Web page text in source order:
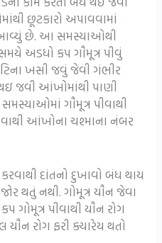
છૂટકારો અપાવવામાં
આવ્યું છે. આ સમસ્યાઓથી
અડધો કપ ગૌમૂત્ર પીવું
ખસી જવું જેવી ગંભીર
જવી આંખોમાંથી પાણી
ગૌમૂત્ર પીવાથી
આંખોના ચશ્માના નંબર
કરવાથી દાંતનો દુખાવો બંધ થાય
થતું નથી. ગોમૂત્ર યૌન જેવા
ગોમૂત્ર પીવાથી યૌન રોગ
યૌન રોગ ફરી ક્યારેય થતો